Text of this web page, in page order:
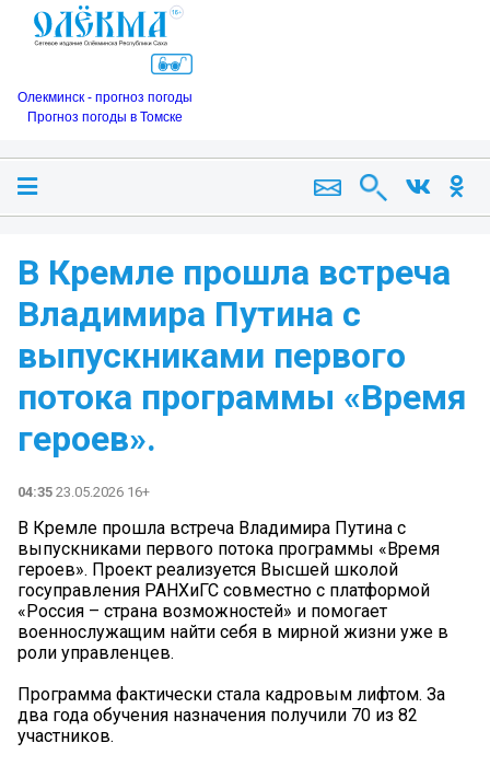
Олекминск - прогноз погоды
Прогноз погоды в Томске
В Кремле прошла встреча
Владимира Путина с
выпускниками первого
потока программы «Время
героев».
04:35 23.05.2026 16+
В Кремле прошла встреча Владимира Путина с
выпускниками первого потока программы «Время
героев». Проект реализуется Высшей школой
госуправления РАНХиГС совместно с платформой
«Россия – страна возможностей» и помогает
военнослужащим найти себя в мирной жизни уже в
роли управленцев.
Программа фактически стала кадровым лифтом. За
два года обучения назначения получили 70 из 82
участников.